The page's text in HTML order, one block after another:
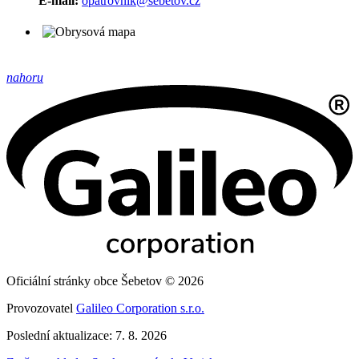
nahoru
Oficiální stránky obce Šebetov © 2026
Provozovatel Galileo Corporation s.r.o.
Poslední aktualizace: 7. 8. 2026